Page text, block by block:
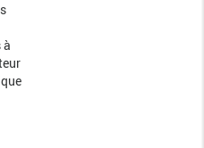
à